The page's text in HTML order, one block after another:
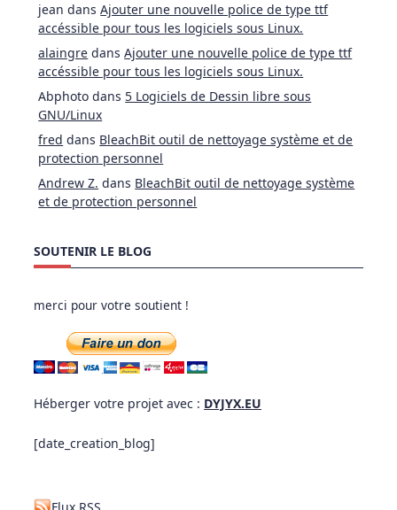
jean dansAjouter une nouvelle police de type ttf
accéssible pour tous les logiciels sous Linux.
alaingre dansAjouter une nouvelle police de type ttf
accéssible pour tous les logiciels sous Linux.
Abphoto dans 5 Logiciels de Dessin libre sous
GNU/Linux
fred dans BleachBit outil de nettoyage système et de
protection personnel
Andrew Z. dans BleachBit outil de nettoyage système
et de protection personnel
SOUTENIR LE BLOG
merci pour votre soutient !
Héberger votre projet avec : DYJYX.EU
[date_creation_blog]